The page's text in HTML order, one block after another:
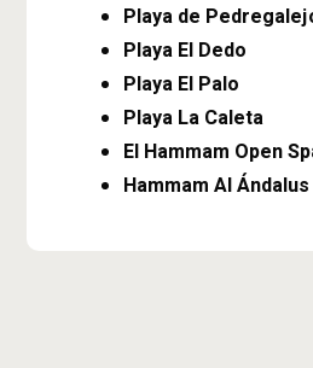
Playa de
Playa El Dedo
Playa El Palo
Playa La Caleta
El Hammam Open
Hammam Al